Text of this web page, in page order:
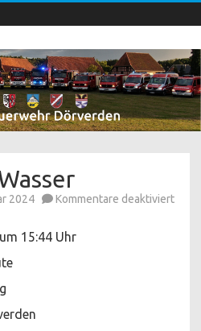
Dörverden
Direkt
zum
Inhalt
springen
2024 Kommentare deaktiviertfür
15:44 Uhr